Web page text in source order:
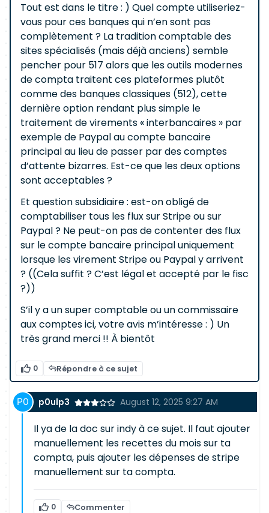
Tout est dans le titre : ) Quel compte utiliseriez-
vous pour ces banques qui n’en sont pas
complètement ? La tradition comptable des
sites spécialisés (mais déjà anciens) semble
pencher pour 517 alors que les outils modernes
de compta traitent ces plateformes plutôt
comme des banques classiques (512), cette
dernière option rendant plus simple le
traitement de virements « interbancaires » par
exemple de Paypal au compte bancaire
principal au lieu de passer par des comptes
d’attente bizarres. Est-ce que les deux options
sont acceptables ?
Et question subsidiaire : est-on obligé de
comptabiliser tous les flux sur Stripe ou sur
Paypal ? Ne peut-on pas de contenter des flux
sur le compte bancaire principal uniquement
lorsque les virement Stripe ou Paypal y arrivent
? ((Cela suffit ? C’est légal et accepté par le fisc
?))
S’il y a un super comptable ou un commissaire
aux comptes ici, votre avis m’intéresse : ) Un
très grand merci !! À bientôt
0 Répondre à ce sujet
p0ulp3 August 12, 2025 9:27 AM
Il ya de la doc sur indy à ce sujet. Il faut ajouter
manuellement les recettes du mois sur ta
compta, puis ajouter les dépenses de stripe
manuellement sur ta compta.
0 Commenter